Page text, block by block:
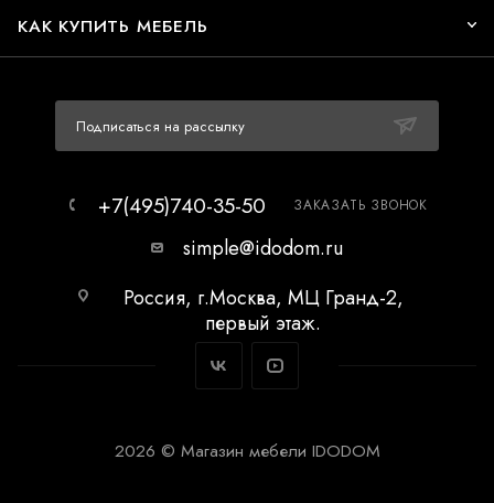
КАК КУПИТЬ МЕБЕЛЬ
Подписаться на рассылку
+7(495)740-35-50 ЗАКАЗАТЬ ЗВОНОК
simple@idodom.ru
Россия, г.Москва, МЦ Гранд-2,
первый этаж.
2026 © Магазин мебели IDODOM